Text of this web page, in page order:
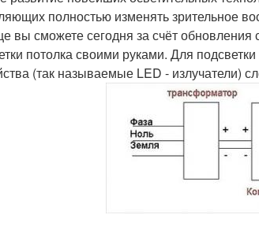
полностью изменять зрительное
вы сможете сегодня за счёт
потолка своими руками. Для
(так называемые LED - излучатели)